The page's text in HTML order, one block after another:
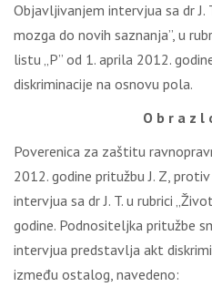
Objavljivanjem intervjua sa dr J.
mozga do novih saznanja”, u
listu „P” od 1. aprila 2012.
diskriminacije na osnovu pola.
O b r a z l
Poverenica za zaštitu
2012. godine pritužbu J. Z,
intervjua sa dr J. T. u rubrici
godine. Podnositeljka pritužbe
intervjua predstavlja akt
između ostalog, navedeno: